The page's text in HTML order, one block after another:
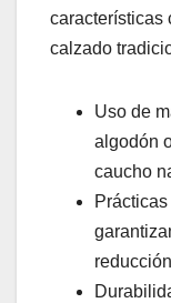
características
calzado
Uso de
algodón
caucho